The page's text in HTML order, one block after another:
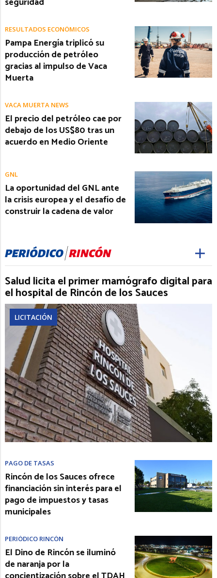
RESULTADOS ECONÓMICOS
Pampa Energía triplicó su
producción de petróleo
gracias al impulso de Vaca
Muerta
VACA MUERTA NEWS
El precio del petróleo cae por
debajo de los US$80 tras un
acuerdo en Medio Oriente
GNL
La oportunidad del GNL ante
la crisis europea y el desafío de
construir la cadena de valor
Salud licita el primer mamógrafo digital para
el hospital de Rincón de los Sauces
LICITACIÓN
PAGO DE TASAS
Rincón de los Sauces ofrece
financiación sin interés para el
pago de impuestos y tasas
municipales
PERIÓDICO RINCÓN
El Dino de Rincón se iluminó
de naranja por la